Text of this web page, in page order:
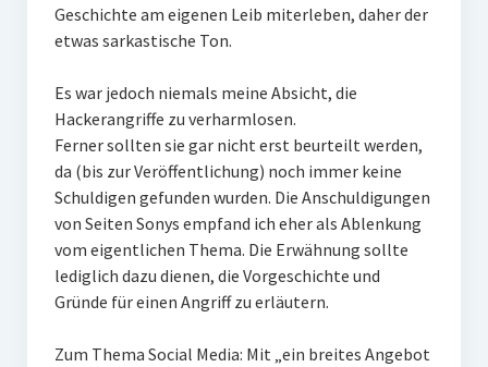
Geschichte am eigenen Leib miterleben, daher der
etwas sarkastische Ton.
Es war jedoch niemals meine Absicht, die
Hackerangriffe zu verharmlosen.
Ferner sollten sie gar nicht erst beurteilt werden,
da (bis zur Veröffentlichung) noch immer keine
Schuldigen gefunden wurden. Die Anschuldigungen
von Seiten Sonys empfand ich eher als Ablenkung
vom eigentlichen Thema. Die Erwähnung sollte
lediglich dazu dienen, die Vorgeschichte und
Gründe für einen Angriff zu erläutern.
Zum Thema Social Media: Mit „ein breites Angebot